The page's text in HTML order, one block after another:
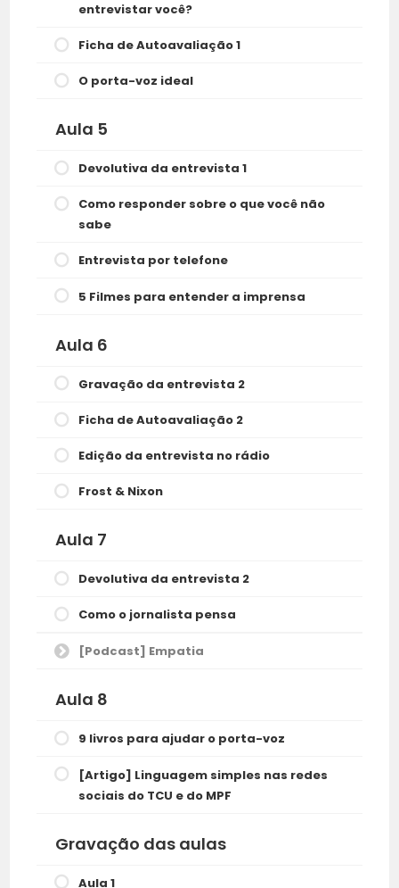
entrevistar você?
Ficha de Autoavaliação 1
O porta-voz ideal
Aula 5
Devolutiva da entrevista 1
Como responder sobre o que você não
sabe
Entrevista por telefone
5 Filmes para entender a imprensa
Aula 6
Gravação da entrevista 2
Ficha de Autoavaliação 2
Edição da entrevista no rádio
Frost & Nixon
Aula 7
Devolutiva da entrevista 2
Como o jornalista pensa
[Podcast] Empatia
Aula 8
9 livros para ajudar o porta-voz
[Artigo] Linguagem simples nas redes
sociais do TCU e do MPF
Gravação das aulas
Aula 1